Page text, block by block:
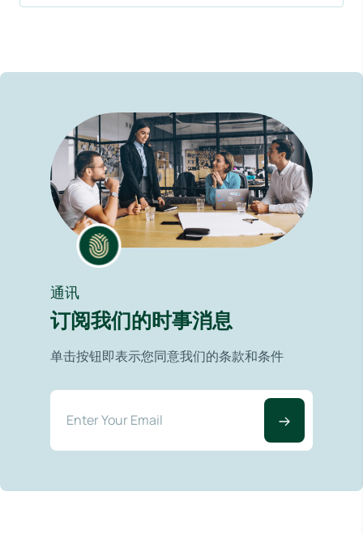
通讯
订阅我们的时事消息
单击按钮即表示您同意我们的条款和条件